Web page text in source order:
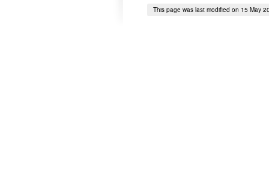
This page was last modified on 15 May